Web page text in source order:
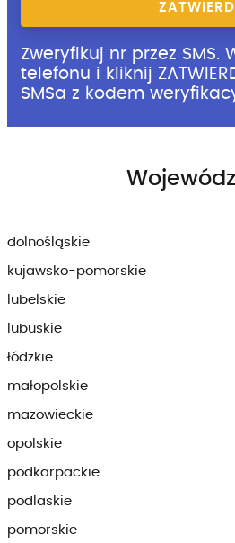
Zweryfikuj nr przez SMS.
telefonu i kliknij
SMSa z kodem
dolnośląskie
kujawsko-pomorskie
lubelskie
lubuskie
łódzkie
małopolskie
mazowieckie
opolskie
podkarpackie
podlaskie
pomorskie